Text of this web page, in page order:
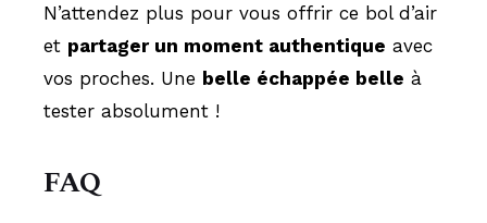
N’attendez plus pour vous offrir ce bol d’air
et partager un moment authentique avec
vos proches. Une belle échappée belle à
tester absolument !
FAQ